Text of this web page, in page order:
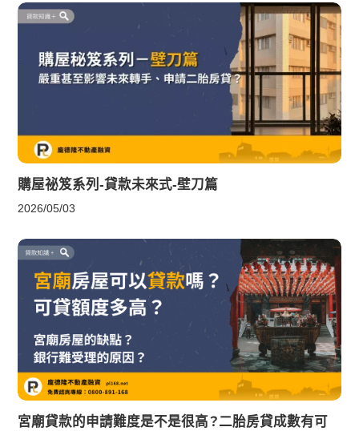
購屋祕笈系列-貸款未來式-壁刀篇
2026/05/03
宮廟貸款的申請難度是不是很高？二胎房貸成數有可